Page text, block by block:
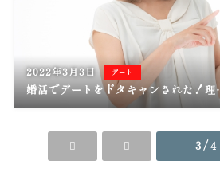
2022年3月3日 デート
婚活でデートをドタキャンされた！
3 / 4